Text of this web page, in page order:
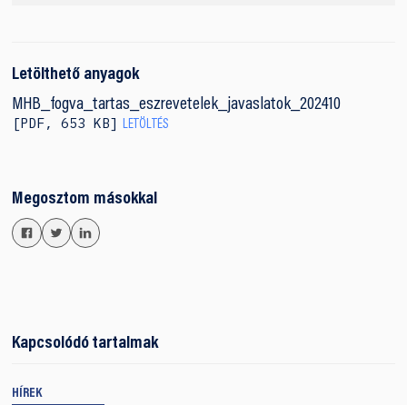
Letölthető anyagok
MHB_fogva_tartas_eszrevetelek_javaslatok_202410
PDF,653 KB LETÖLTÉS
Megosztom másokkal
Kapcsolódó tartalmak
HÍREK